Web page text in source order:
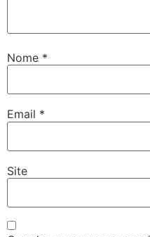
Nome *
Email *
Site